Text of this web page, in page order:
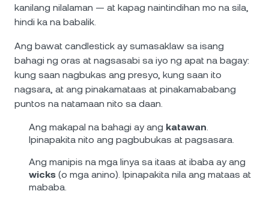
kanilang nilalaman — at kapag naintindihan mo na sila,
hindi ka na babalik.
Ang bawat candlestick ay sumasaklaw sa isang
bahagi ng oras at nagsasabi sa iyo ng apat na bagay:
kung saan nagbukas ang presyo, kung saan ito
nagsara, at ang pinakamataas at pinakamababang
puntos na natamaan nito sa daan.
Ang makapal na bahagi ay ang katawan.
Ipinapakita nito ang pagbubukas at pagsasara.
Ang manipis na mga linya sa itaas at ibaba ay ang
wicks (o mga anino). Ipinapakita nila ang mataas at
mababa.